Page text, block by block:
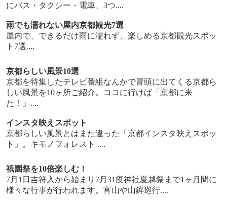
にバス・タクシー・電車、3つ....
雨でも濡れない屋内京都観光7選
屋内で、できるだけ雨に濡れず、楽しめる京都観光スポッ
ト7選....
京都らしい風景10選
京都を特集したテレビ番組なんかで冒頭に出てくる京都ら
しい風景を10ヶ所ご紹介。ココに行けば「京都に来
た！」....
インスタ映えスポット
京都らしい風景とはまた違った「京都インスタ映えスポッ
ト」。キモノフォレスト ....
祇園祭を10倍楽しむ！
7月1日吉符入から始まり7月31疫神社夏越祭まで1ヶ月間に
様々な行事が行われます。宵山や山鉾巡行....